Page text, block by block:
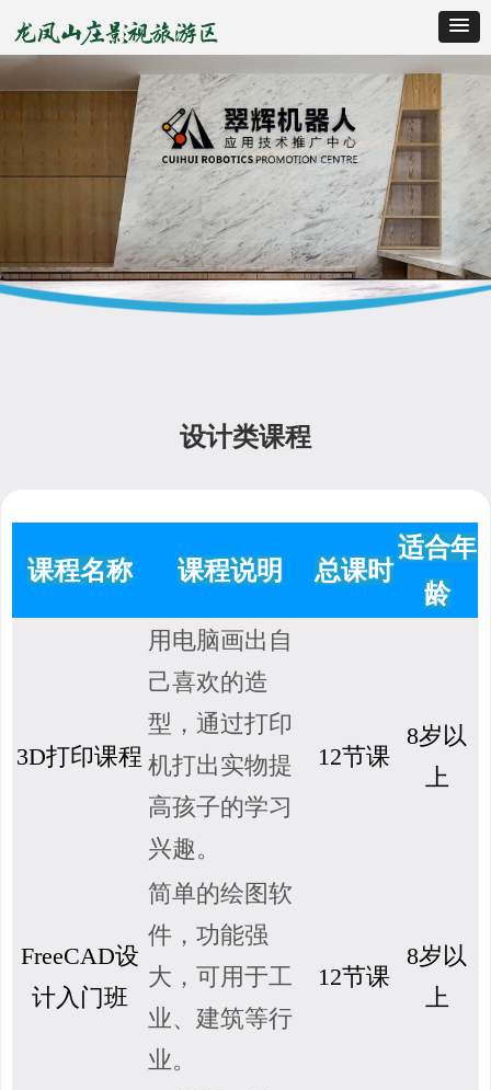
设计类课程
课程名称 课程说明 总课时
适合年
龄
3D打印课程
用电脑画出自
己喜欢的造
型，通过打印
机打出实物提
高孩子的学习
兴趣。
12节课
8岁以
上
FreeCAD设
计入门班
简单的绘图软
件，功能强
大，可用于工
业、建筑等行
业。
12节课
8岁以
上